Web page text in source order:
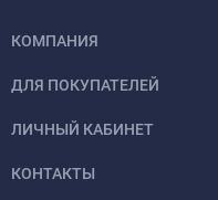
КОМПАНИЯ
ДЛЯ ПОКУПАТЕЛЕЙ
ЛИЧНЫЙ КАБИНЕТ
КОНТАКТЫ